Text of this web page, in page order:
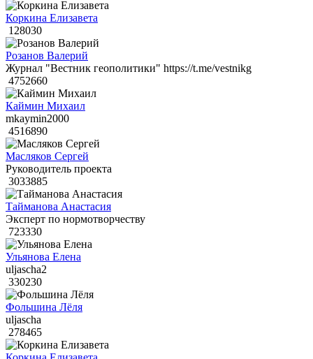
Коркина Елизавета
128030
Розанов Валерий
Журнал "Вестник геополитики" https://t.me/vestnikg
4752660
Каймин Михаил
mkaymin2000
4516890
Масляков Сергей
Руководитель проекта
3033885
Тайманова Анастасия
Эксперт по нормотворчеству
723330
Ульянова Елена
uljascha2
330230
Фольшина Лёля
uljascha
278465